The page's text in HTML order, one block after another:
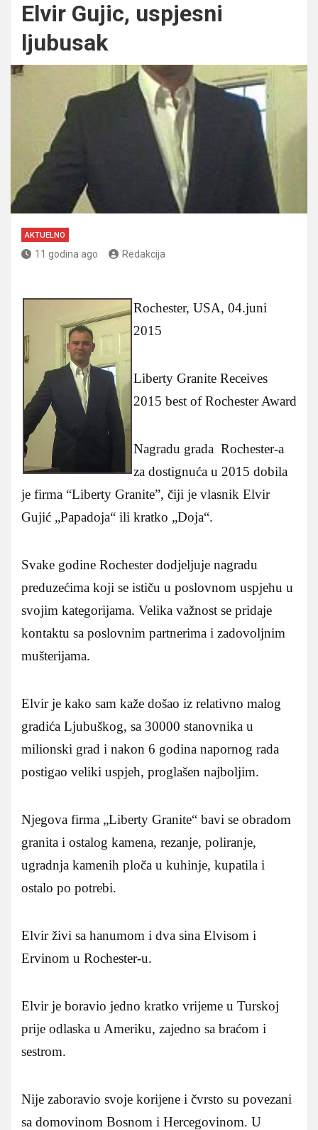
Elvir Gujic, uspjesni
ljubusak
AKTUELNO
11 godina ago Redakcija
Rochester, USA, 04.juni
2015
Liberty Granite Receives
2015 best of Rochester Award
Nagradu grada Rochester-a
za dostignuća u 2015 dobila
je firma “Liberty Granite”, čiji je vlasnik Elvir
Gujić „Papadoja“ ili kratko „Doja“.
Svake godine Rochester dodjeljuje nagradu
preduzećima koji se ističu u poslovnom uspjehu u
svojim kategorijama. Velika važnost se pridaje
kontaktu sa poslovnim partnerima i zadovoljnim
mušterijama.
Elvir je kako sam kaže došao iz relativno malog
gradića Ljubuškog, sa 30000 stanovnika u
milionski grad i nakon 6 godina napornog rada
postigao veliki uspjeh, proglašen najboljim.
Njegova firma „Liberty Granite“ bavi se obradom
granita i ostalog kamena, rezanje, poliranje,
ugradnja kamenih ploča u kuhinje, kupatila i
ostalo po potrebi.
Elvir živi sa hanumom i dva sina Elvisom i
Ervinom u Rochester-u.
Elvir je boravio jedno kratko vrijeme u Turskoj
prije odlaska u Ameriku, zajedno sa braćom i
sestrom.
Nije zaboravio svoje korijene i čvrsto su povezani
sa domovinom Bosnom i Hercegovinom. U